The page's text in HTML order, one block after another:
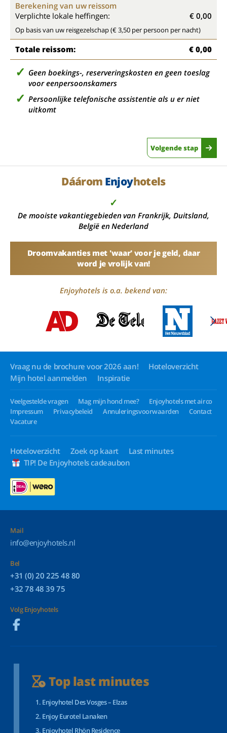
Berekening van uw reissom
Verplichte lokale heffingen:
€ 0,00
Op basis van uw reisgezelschap (€ 3,50 per persoon per nacht)
Totale reissom: € 0,00
Geen boekings-, reserveringskosten en geen toeslag
voor eenpersoonskamers
Persoonlijke telefonische assistentie als u er niet
uitkomt
Volgende stap
Dáárom Enjoyhotels
✓
De mooiste vakantiegebieden van Frankrijk, Duitsland,
België en Nederland
Droomvakanties met 'waar' voor je geld, daar
word je vrolijk van!
Enjoyhotels is o.a. bekend van:
Vraag nu de brochure voor 2026 aan!
Hoteloverzicht
Mijn hotel aanmelden
Inspiratie
Veelgestelde vragen Mag mijn hond mee?
Enjoyhotels met airco
Impressum
Privacybeleid Annuleringsvoorwaarden
Contact
Vacature
Hoteloverzicht Zoek op kaart
Last minutes
TIP! De Enjoyhotels cadeaubon
Mail
info@enjoyhotels.nl
Bel
+31 (0) 20 225 48 80
+32 78 48 39 75
Volg Enjoyhotels
Top last minutes
Enjoyhotel Des Vosges – Elzas
Enjoy Eurotel Lanaken
Enjoyhotel Rhön Residence